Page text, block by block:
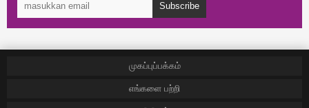
Subscribe
முகப்புப்பக்கம்
எங்களை பற்றி